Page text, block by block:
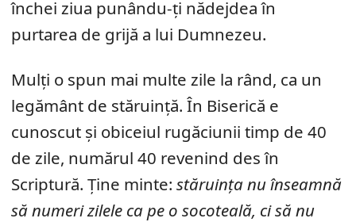
închei ziua punându-ți nădejdea în
purtarea de grijă a lui Dumnezeu.
Mulți o spun mai multe zile la rând, ca un
legământ de stăruință. În Biserică e
cunoscut și obiceiul rugăciunii timp de 40
de zile, numărul 40 revenind des în
Scriptură. Ține minte: stăruința nu înseamnă
să numeri zilele ca pe o socoteală, ci să nu